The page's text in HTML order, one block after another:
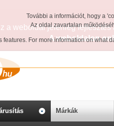
További a információt, hogy a
Az oldal zavartalan
For more information on what
a weboldal jelenleg
A weboldalon
Márkák